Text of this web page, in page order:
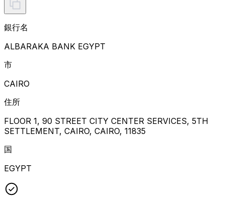
銀行名
ALBARAKA BANK EGYPT
市
CAIRO
住所
FLOOR 1, 90 STREET CITY CENTER SERVICES, 5TH
SETTLEMENT, CAIRO, CAIRO, 11835
国
EGYPT